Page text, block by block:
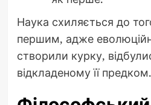
Наука схиляється до
першим, адже
створили курку,
відкладеному її предком.